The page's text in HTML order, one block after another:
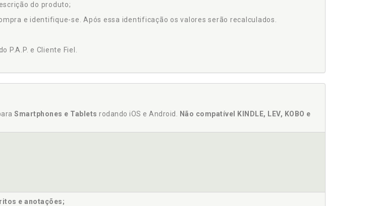
do produto;
e identifique-se. Após essa identificação os valores serão recalculados.
e Cliente Fiel.
Smartphones e Tablets rodando iOS e Android.
Não compatível KINDLE, LEV, KOBO e
e anotações;